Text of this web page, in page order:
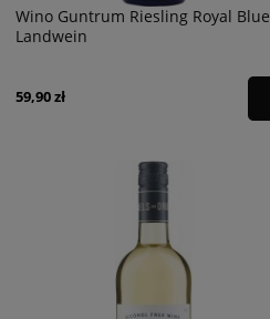
Wino Guntrum Riesling Royal Blue
Landwein
59,90 zł